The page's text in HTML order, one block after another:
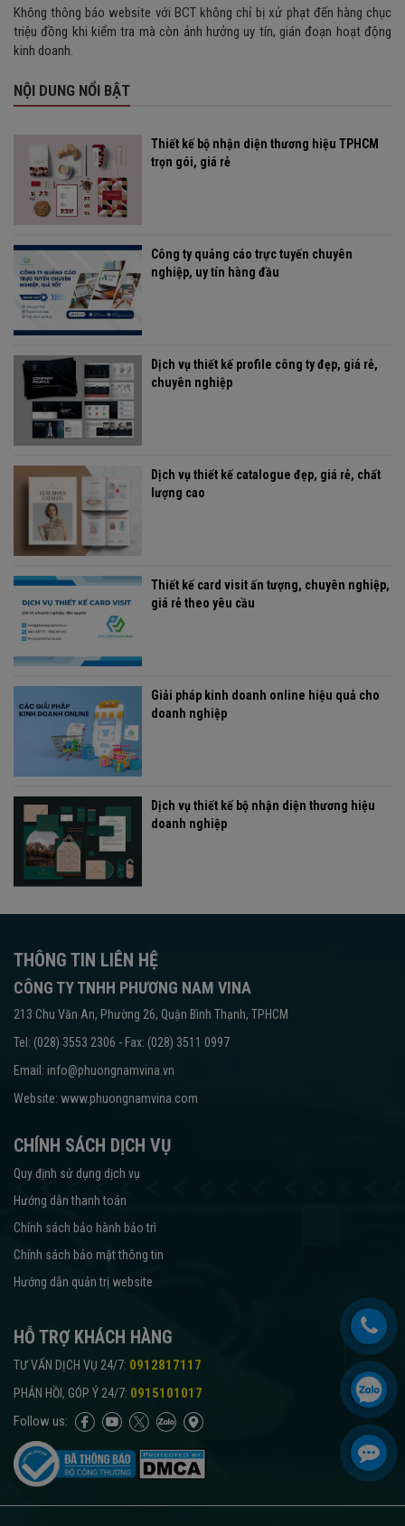
Không thông báo website với BCT không chỉ bị xử phạt đến hàng chục
triệu đồng khi kiểm tra mà còn ảnh hưởng uy tín, gián đoạn hoạt động
kinh doanh.
NỘI DUNG NỔI BẬT
Thiết kế bộ nhận diện thương hiệu TPHCM
trọn gói, giá rẻ
Công ty quảng cáo trực tuyến chuyên
nghiệp, uy tín hàng đầu
Dịch vụ thiết kế profile công ty đẹp, giá rẻ,
chuyên nghiệp
Dịch vụ thiết kế catalogue đẹp, giá rẻ, chất
lượng cao
Thiết kế card visit ấn tượng, chuyên nghiệp,
giá rẻ theo yêu cầu
Giải pháp kinh doanh online hiệu quả cho
doanh nghiệp
Dịch vụ thiết kế bộ nhận diện thương hiệu
doanh nghiệp
THÔNG TIN LIÊN HỆ
CÔNG TY TNHH PHƯƠNG NAM VINA
213 Chu Văn An, Phường 26, Quận Bình Thạnh, TPHCM
Tel: (028) 3553 2306 - Fax: (028) 3511 0997
Email: info@phuongnamvina.vn
Website: www.phuongnamvina.com
CHÍNH SÁCH DỊCH VỤ
Quy định sử dụng dịch vụ
Hướng dẫn thanh toán
Chính sách bảo hành bảo trì
Chính sách bảo mật thông tin
Hướng dẫn quản trị website
HỖ TRỢ KHÁCH HÀNG
TƯ VẤN DỊCH VỤ 24/7: 0912817117
PHẢN HỒI, GÓP Ý 24/7: 0915101017
Follow us: